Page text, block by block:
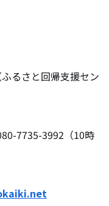
るさと回帰支援セン
3992（10時